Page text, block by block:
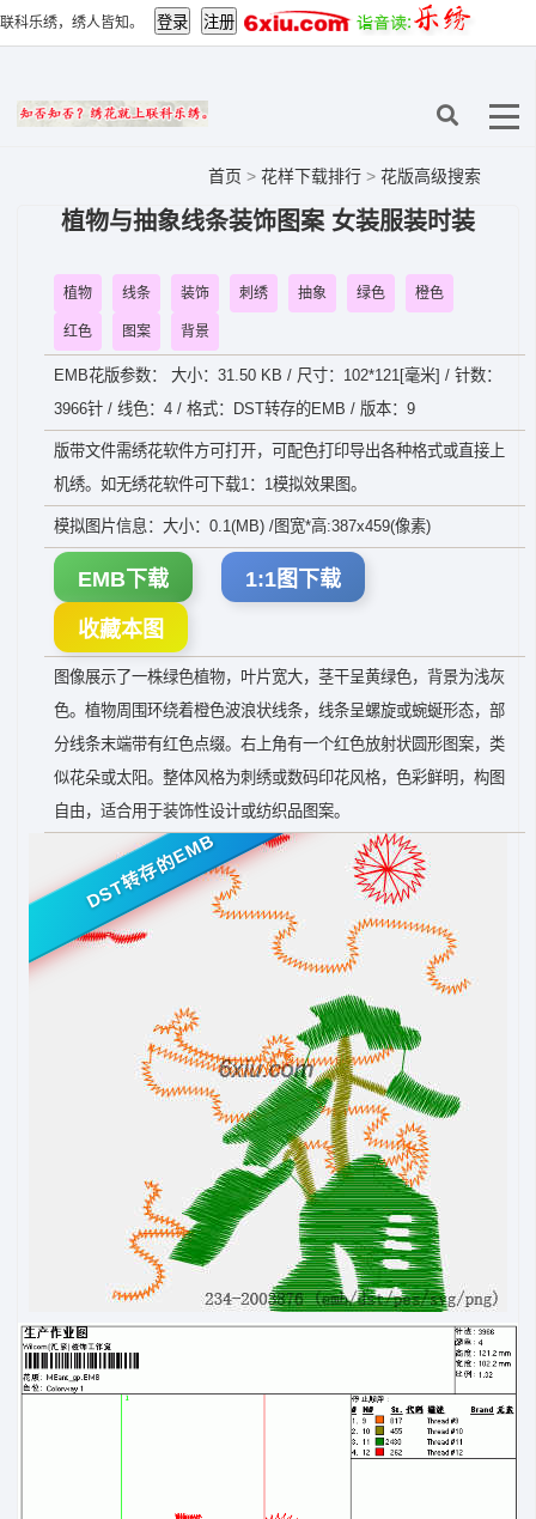
联科乐绣，绣人皆知。
首页 > 花样下载排行 > 花版高级搜索
植物与抽象线条装饰图案 女装服装时装
植物 线条 装饰 刺绣 抽象 绿色 橙色
红色 图案 背景
EMB花版参数： 大小：31.50 KB / 尺寸：102*121[毫米] / 针数：
3966针 / 线色：4 / 格式：DST转存的EMB / 版本：9
版带文件需绣花软件方可打开，可配色打印导出各种格式或直接上
机绣。如无绣花软件可下载1：1模拟效果图。
模拟图片信息：大小：0.1(MB) /图宽*高:387x459(像素)
EMB下载 1:1图下载
收藏本图
图像展示了一株绿色植物，叶片宽大，茎干呈黄绿色，背景为浅灰
色。植物周围环绕着橙色波浪状线条，线条呈螺旋或蜿蜒形态，部
分线条末端带有红色点缀。右上角有一个红色放射状圆形图案，类
似花朵或太阳。整体风格为刺绣或数码印花风格，色彩鲜明，构图
自由，适合用于装饰性设计或纺织品图案。
DST转存的EMB